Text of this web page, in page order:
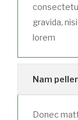
gravida,
lorem
Nam
Donec